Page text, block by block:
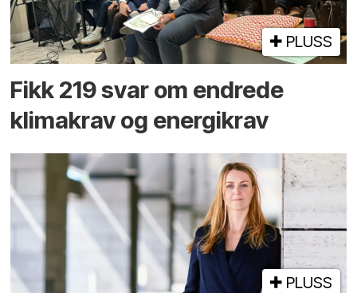
PLUSS
Fikk 219 svar om endrede
klimakrav og energikrav
PLUSS